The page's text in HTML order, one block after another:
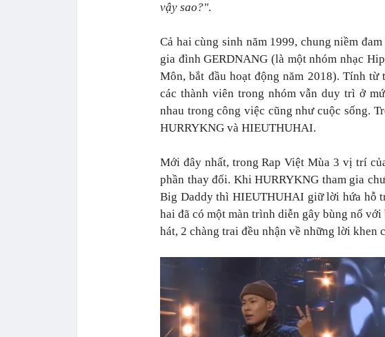
vậy sao?".
Cả hai cùng sinh năm 1999, chung niềm
gia đình GERDNANG (là một nhóm nhạc
Môn, bắt đầu hoạt động năm 2018). Tính
các thành viên trong nhóm vẫn duy trì ở
nhau trong công việc cũng như cuộc sống.
HURRYKNG và HIEUTHUHAI.
Mới đây nhất, trong Rap Việt Mùa 3 vị trí
phần thay đổi. Khi HURRYKNG tham gia
Big Daddy thì HIEUTHUHAI giữ lời hứa hỗ
hai đã có một màn trình diễn gây bùng nổ
hát, 2 chàng trai đều nhận về những lời khen